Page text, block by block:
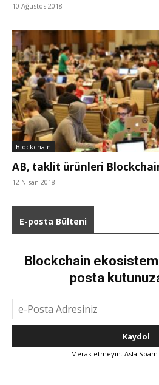
10 Ağustos 2018
Blockchain
AB, taklit ürünleri
12 Nisan 2018
E-posta Bülteni
Blockchain
posta
Merak etmeyin. Asla